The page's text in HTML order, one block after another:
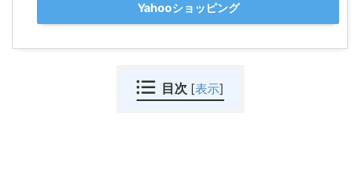
Yahooショッピング
目次 [表示]